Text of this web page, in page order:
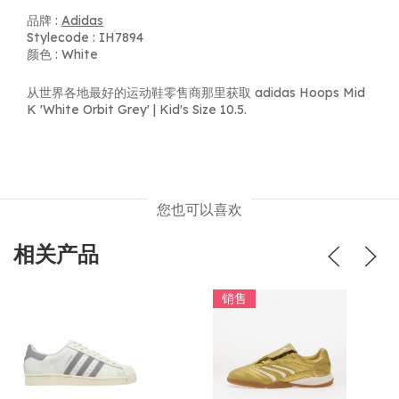
品牌 : Adidas
Stylecode : IH7894
颜色 : White
从世界各地最好的运动鞋零售商那里获取 adidas Hoops Mid
K 'White Orbit Grey' | Kid's Size 10.5.
您也可以喜欢
相关产品
销售